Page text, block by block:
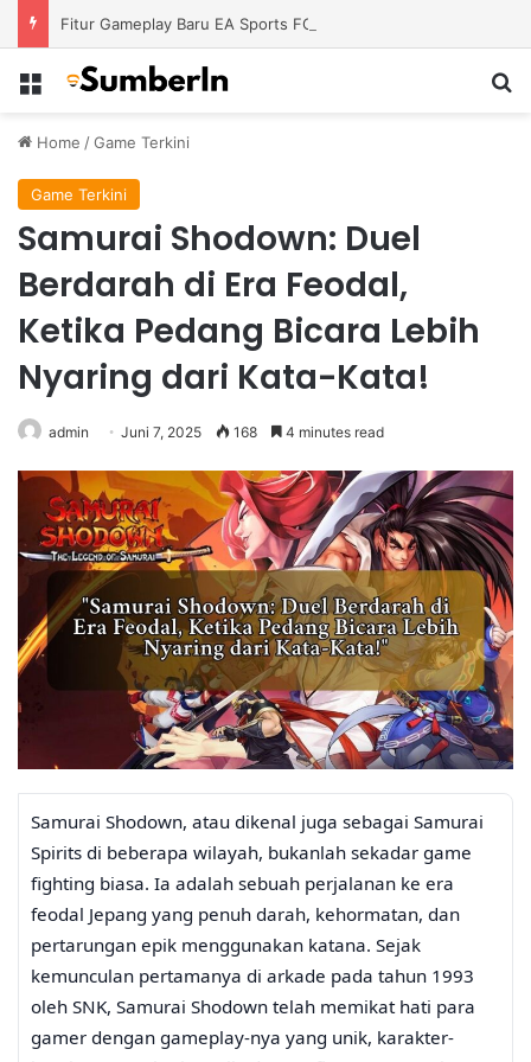
Menu
Home /Game Terkini
Game Terkini
Samurai Shodown: Duel
Berdarah di Era Feodal,
Ketika Pedang Bicara Lebih
Nyaring dari Kata-Kata!
admin Juni 7, 2025 168 4 minutes read
Samurai Shodown, atau dikenal juga sebagai Samurai
Spirits di beberapa wilayah, bukanlah sekadar game
fighting biasa. Ia adalah sebuah perjalanan ke era
feodal Jepang yang penuh darah, kehormatan, dan
pertarungan epik menggunakan katana. Sejak
kemunculan pertamanya di arkade pada tahun 1993
oleh SNK, Samurai Shodown telah memikat hati para
gamer dengan gameplay-nya yang unik, karakter-